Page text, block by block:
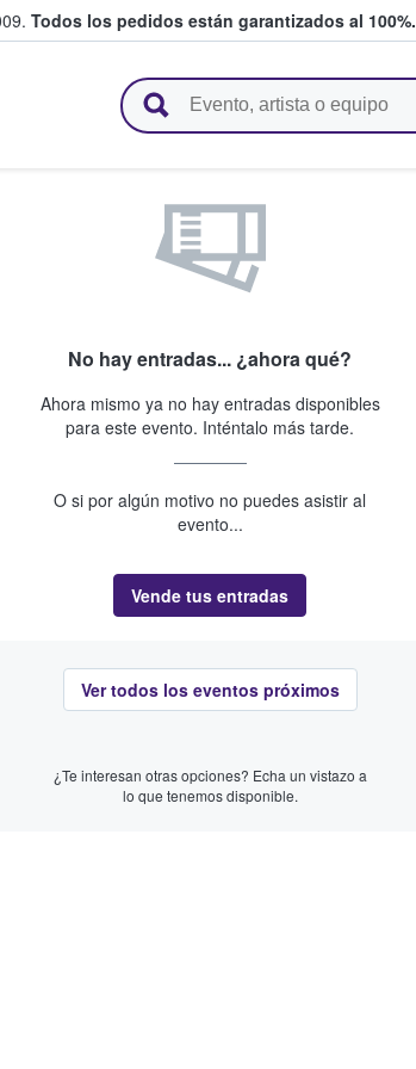
Todos los pedidos están garantizados al 100%.
entre fans
No hay entradas... ¿ahora qué?
Ahora mismo ya no hay entradas disponibles
para este evento. Inténtalo más tarde.
O si por algún motivo no puedes asistir al
evento...
Vende tus entradas
Ver todos los eventos próximos
¿Te interesan otras opciones? Echa un vistazo a
lo que tenemos disponible.